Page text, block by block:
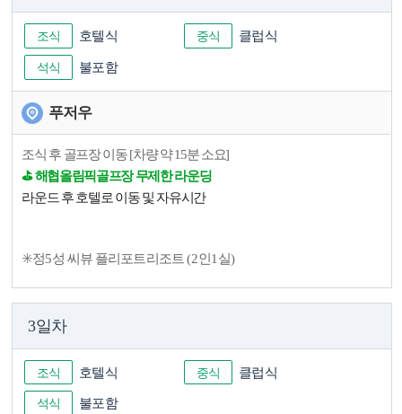
조식 호텔식 중식 클럽식
석식 불포함
푸저우
조식 후 골프장 이동 [차량 약 15분 소요]
⛳️ 해협올림픽골프장 무제한 라운딩
라운드 후 호텔로 이동 및 자유시간
✳️정5성 씨뷰 플리포트리조트 (2인1 실)
3일차
조식 호텔식 중식 클럽식
석식 불포함